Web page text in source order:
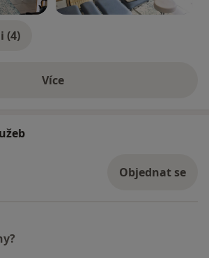
(4)
Víceo zkušenostech
Objednat se